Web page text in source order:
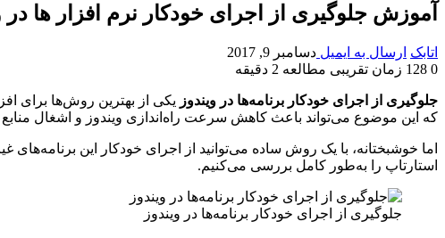
آموزش جلوگیری از اجرای خودکار نرم افزار ها
اتابک ارسال به ایمیل دسامبر 9, 2017
0
زمان تقریبی مطالعه 2 دقیقه
جلوگیری از اجرای خودکار برنامه‌ها در ویندوز یکی از بهترین روش‌ها برای
که این موضوع می‌تواند باعث کاهش سرعت راه‌اندازی ویندوز و اشغال
اما خوشبختانه، با یک روش ساده می‌توانید از اجرای خودکار این
استارتاپ را به‌طور کامل بررسی می‌کنیم.
جلوگیری از اجرای خودکار برنامه‌ها در ویندوز